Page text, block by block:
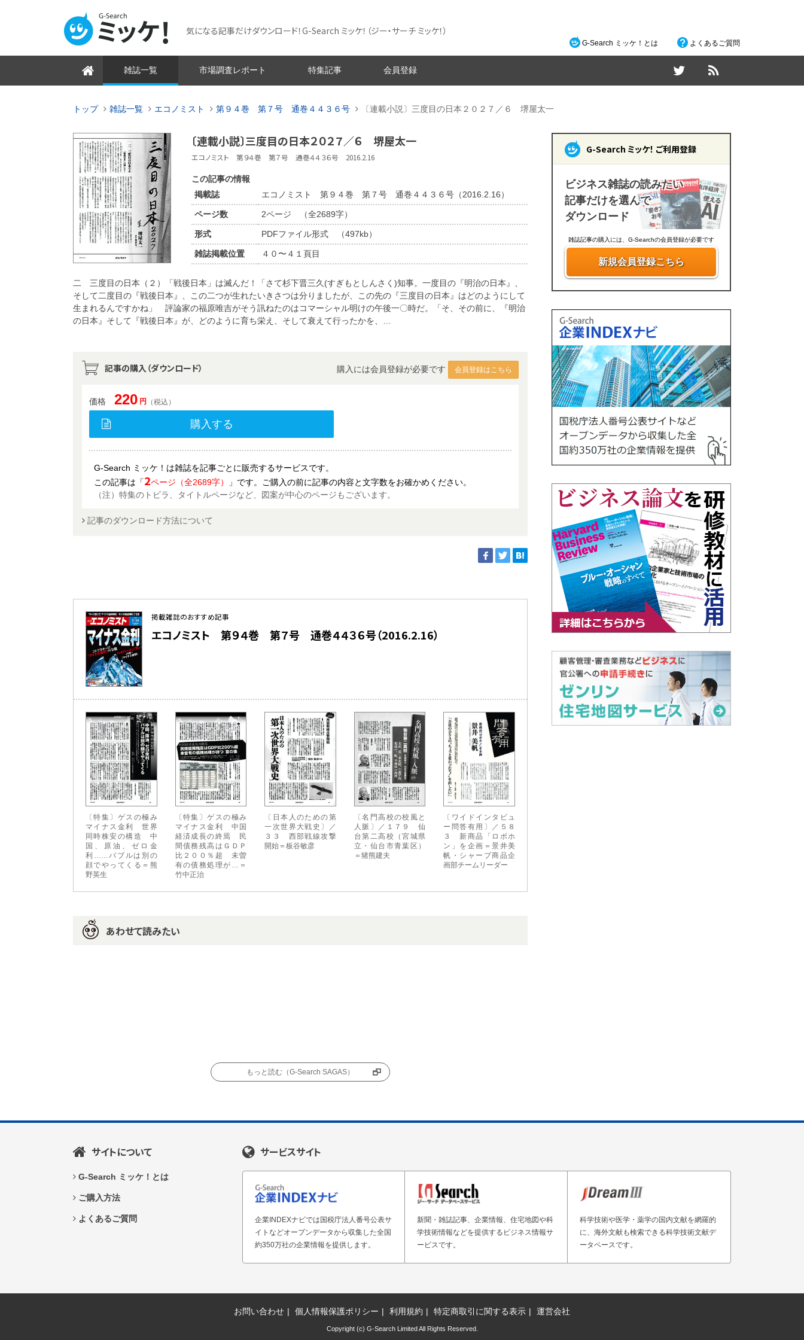
気になる記事だけダウンロード！G-Search ミッケ！ （ジー・サーチ ミッケ！）
G-Search ミッケ！とは よくあるご質問
雑誌一覧 市場調査レポート 特集記事 会員登録
トップ 雑誌一覧 エコノミスト 第９４巻 第７号 通巻４４３６号 〔連載小説〕三度目の日本２０２７／６ 堺屋太一
〔連載小説〕三度目の日本２０２７／６ 堺屋太一
エコノミスト 第９４巻 第７号 通巻４４３６号 2016.2.16
この記事の情報
掲載誌
エコノミスト 第９４巻 第７号 通巻４４３６号（2016.2.16）
ページ数 2ページ （全2689字）
形式 PDFファイル形式 （497kb）
雑誌掲載位置 ４０〜４１頁目
二 三度目の日本（２）「戦後日本」は滅んだ！「さて杉下晋三久(すぎもとしんさく)知事。一度目の『明治の日本』、
そして二度目の『戦後日本』、この二つが生れたいきさつは分りましたが、この先の『三度目の日本』はどのようにして
生まれるんですかね」 評論家の福原唯吉がそう訊ねたのはコマーシャル明けの午後一〇時だ。「そ、その前に、『明治
の日本』そして『戦後日本』が、どのように育ち栄え、そして衰えて行ったかを、…
記事の購入（ダウンロード） 購入には会員登録が必要です 会員登録はこちら
価格 220 円 （税込）
購入する
G-Search ミッケ！は雑誌を記事ごとに販売するサービスです。
この記事は「2ページ（全2689字）
」です。ご購入の前に記事の内容と文字数をお確かめください。
（注）特集のトビラ、タイトルページなど、図案が中心のページもございます。
記事のダウンロード方法について
掲載雑誌のおすすめ記事
エコノミスト 第９４巻 第７号 通巻４４３６号（2016.2.16）
〔特集〕ゲスの極み
マイナス金利 世界
同時株安の構造 中
国、原油、ゼロ金
利……バブルは別の
顔でやってくる＝熊
野英生
〔特集〕ゲスの極み
マイナス金利 中国
経済成長の終焉 民
間債務残高はＧＤＰ
比２００％超 未曽
有の債務処理が…＝
竹中正治
〔日本人のための第
一次世界大戦史〕／
３３ 西部戦線攻撃
開始＝板谷敏彦
〔名門高校の校風と
人脈〕／１７９ 仙
台第二高校（宮城県
立・仙台市青葉区）
＝猪熊建夫
〔ワイドインタビュ
ー問答有用〕／５８
３ 新商品「ロボホ
ン」を企画＝景井美
帆・シャープ商品企
画部チームリーダー
あわせて読みたい
もっと読む（G-Search SAGAS）
G-Search ミッケ！ ご利用登録
ビジネス雑誌の読みたい
記事だけを選んで
ダウンロード
雑誌記事の購入には、G-Searchの会員登録が必要です
新規会員登録こちら
サイトについて
G-Search ミッケ！とは
ご購入方法
よくあるご質問
サービスサイト
企業INDEXナビでは国税庁法人番号公表サ
イトなどオープンデータから収集した全国
約350万社の企業情報を提供します。
新聞・雑誌記事、企業情報、住宅地図や科
学技術情報などを提供するビジネス情報サ
ービスです。
科学技術や医学・薬学の国内文献を網羅的
に、海外文献も検索できる科学技術文献デ
ータベースです。
お問い合わせ 個人情報保護ポリシー 利用規約 特定商取引に関する表示 運営会社
Copyright (c) G-Search Limited All Rights Reserved.